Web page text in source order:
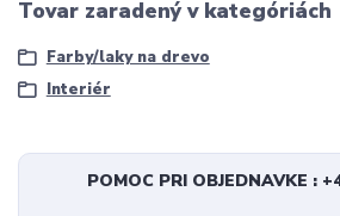
Tovar zaradený v kategóriách
Farby/laky na drevo
Interiér
POMOC PRI OBJEDNAVKE :